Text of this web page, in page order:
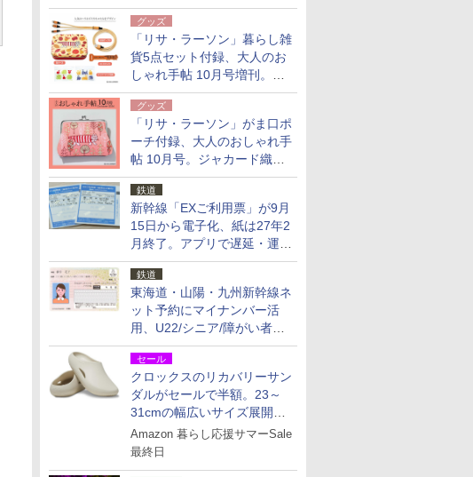
「空港特急」をなにわ筋線へ
導入
グッズ
「リサ・ラーソン」暮らし雑
貨5点セット付録、大人のお
しゃれ手帖 10月号増刊。
USBケーブルや缶ケースなど
グッズ
「リサ・ラーソン」がま口ポ
ーチ付録、大人のおしゃれ手
帖 10月号。ジャカード織の
北欧猫デザイン
鉄道
新幹線「EXご利用票」が9月
15日から電子化、紙は27年2
月終了。アプリで遅延・運休
も確認可能に
鉄道
東海道・山陽・九州新幹線ネ
ット予約にマイナンバー活
用、U22/シニア/障がい者割
を9月15日から発売
セール
クロックスのリカバリーサン
ダルがセールで半額。23～
31cmの幅広いサイズ展開、
独自のクッション素材を採用
Amazon 暮らし応援サマーSale
最終日